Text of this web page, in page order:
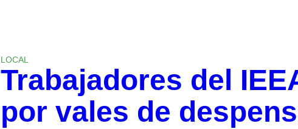
LOCAL
Trabajadores del
por vales de